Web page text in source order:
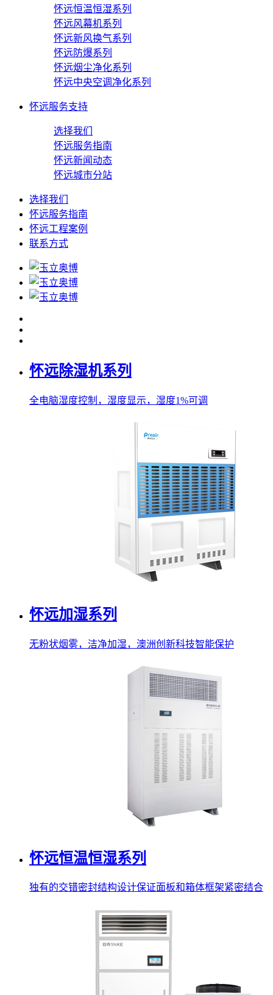
怀远恒温恒湿系列
怀远风幕机系列
怀远新风换气系列
怀远防爆系列
怀远烟尘净化系列
怀远中央空调净化系列
怀远服务支持
选择我们
怀远服务指南
怀远新闻动态
怀远城市分站
选择我们
怀远服务指南
怀远工程案例
联系方式
怀远除湿机系列
全电脑湿度控制，湿度显示，湿度1%可调
怀远加湿系列
无粉状烟雾，洁净加湿，澳洲创新科技智能保护
怀远恒温恒湿系列
独有的交错密封结构设计保证面板和箱体框架紧密结合